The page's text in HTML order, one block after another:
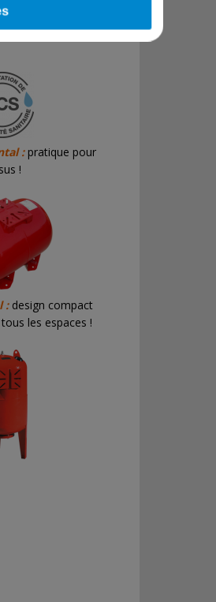
:pratique pour
!
: design compact
les espaces !